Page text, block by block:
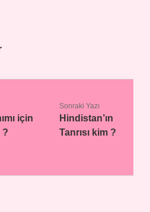
için
?
Sonraki Yazı
Hindistan’ın
Tanrısı kim ?